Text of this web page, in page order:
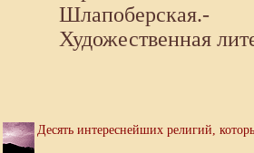
Художественная
Десять интереснейших религий,